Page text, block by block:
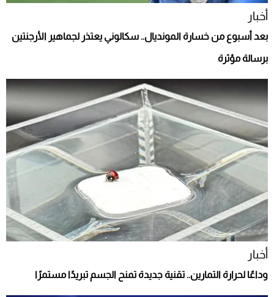
أخبار
بعد أسبوع من خسارة المونديال.. سكالوني يعتذر لجماهير الأرجنتين
برسالة مؤثرة
أخبار
وداعًا لحرارة التمارين.. تقنية جديدة تمنح الجسم تبريدًا مستمرًا